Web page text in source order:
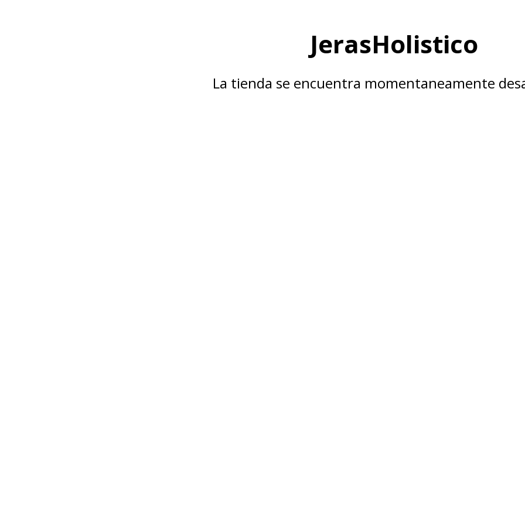
JerasHolistico
La tienda se encuentra momentaneamente